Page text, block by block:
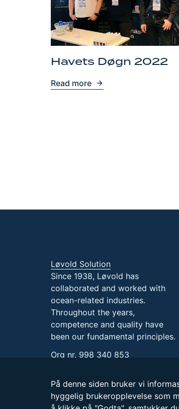
Havets Døgn 2022
Read more
Løvold Solution
Since 1938, Løvold has
collaborated and worked with
ocean-related industries.
Throughout the years,
competence and quality have
been our fundamental principles.
Org nr. 998 340 853
På denne siden bruker vi
hyggelig brukeropplevelse som